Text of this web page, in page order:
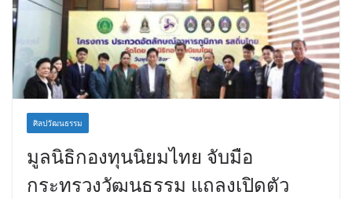
ศิลปวัฒนธรรม
มูลนิธิกองทุนนิยมไทย จับมือ
กระทรวงวัฒนธรรม แถลงเปิดตัว